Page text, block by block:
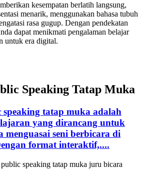
kesempatan berlatih langsung,
menarik, menggunakan bahasa tubuh
rasa gugup. Dengan pendekatan
dapat menikmati pengalaman belajar
untuk era digital.
Speaking Tatap Muka
tatap muka adalah
yang dirancang untuk
menguasai seni berbicara di
format interaktif,....